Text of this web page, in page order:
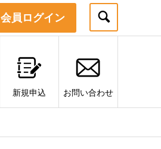
会員ログイン
新規申込 お問い合わせ